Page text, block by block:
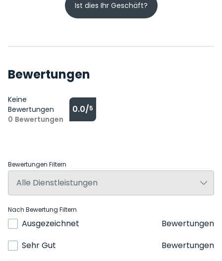
Ist dies Ihr Geschäft?
Bewertungen
Keine
Bewertungen
0 Bewertungen
0.0/5
Bewertungen Filtern
Nach Bewertung Filtern
Ausgezeichnet
Bewertungen
Sehr Gut
Bewertungen